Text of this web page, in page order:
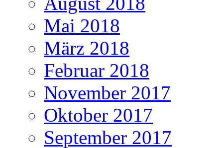
Mai 2018
März 2018
Februar 2018
November 2017
Oktober 2017
September 2017